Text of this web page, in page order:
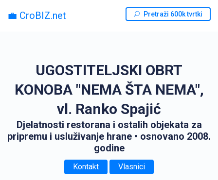
💼 CroBIZ.net Pretraži 600k tvrtki
UGOSTITELJSKI OBRT
KONOBA "NEMA ŠTA NEMA",
vl. Ranko Spajić
Djelatnosti restorana i ostalih objekata za
pripremu i usluživanje hrane • osnovano 2008.
godine
Kontakt Vlasnici